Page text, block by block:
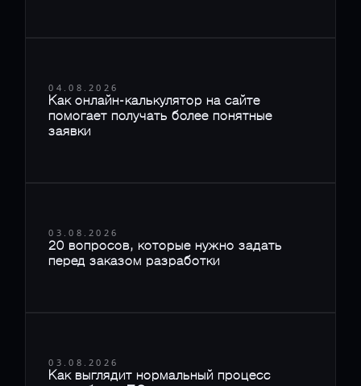
04.08.2026
Как онлайн-калькулятор на сайте
помогает получать более понятные
заявки
03.08.2026
20 вопросов, которые нужно задать
перед заказом разработки
03.08.2026
Как выглядит нормальный процесс